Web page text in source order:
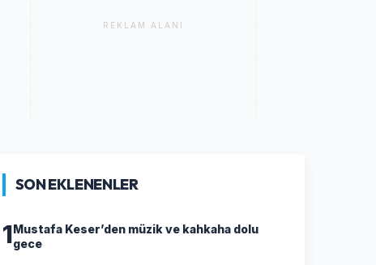
REKLAM ALANI
SON EKLENENLER
1Mustafa Keser’den müzik ve kahkaha dolu
gece